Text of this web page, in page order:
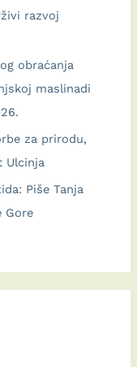
razvoj
obraćanja
maslinadi
za prirodu,
Ulcinja
Piše Tanja
Gore